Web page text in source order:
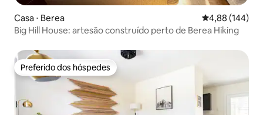
Casa ⋅ Berea 4,88 de uma
4,88 (144)
Big Hill House: artesão construído perto de Berea Hiking
Preferido dos hóspedes
Preferido dos hóspedes